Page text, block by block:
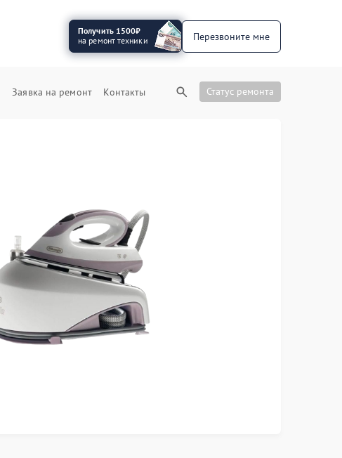
Получить 1500₽
на ремонт техники
Перезвоните мне
Заявка на ремонт Контакты Статус ремонта